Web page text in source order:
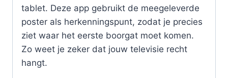
tablet. Deze app gebruikt de meegeleverde
poster als herkenningspunt, zodat je precies
ziet waar het eerste boorgat moet komen.
Zo weet je zeker dat jouw televisie recht
hangt.